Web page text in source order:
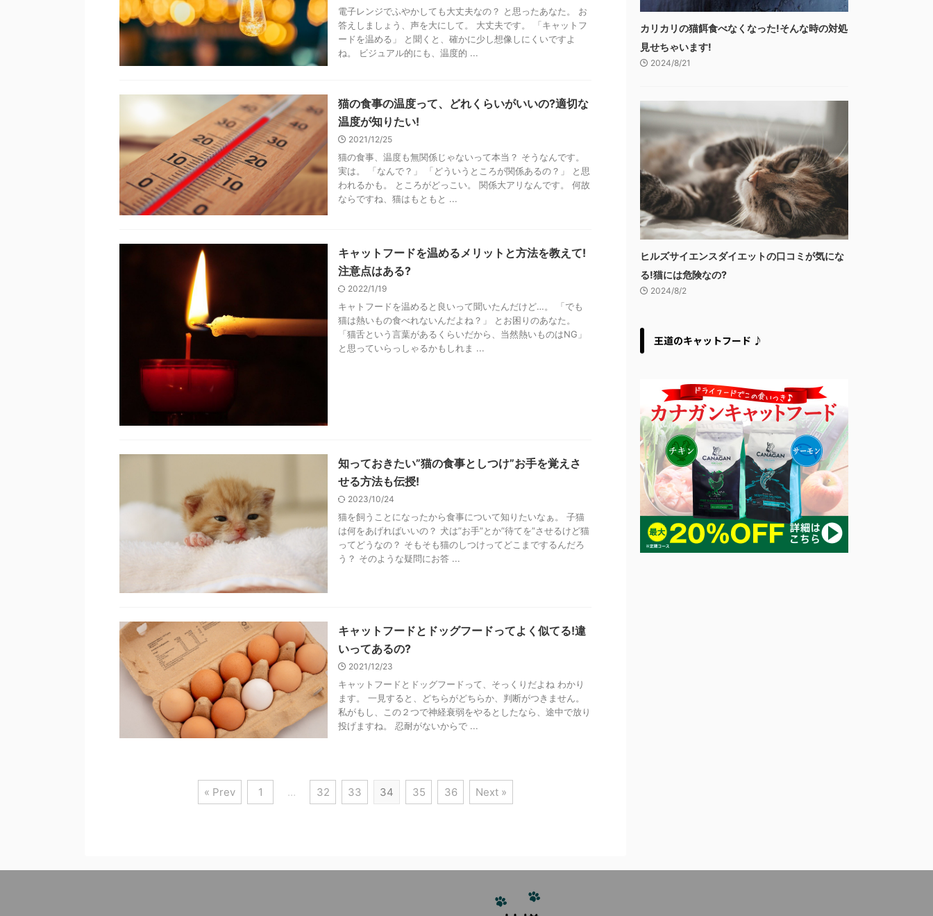
電子レンジでふやかしても大丈夫なの？ と思ったあなた。 お
答えしましょう、声を大にして。 大丈夫です。 「キャットフ
ードを温める」 と聞くと、確かに少し想像しにくいですよ
ね。 ビジュアル的にも、温度的 ...
猫の食事の温度って、どれくらいがいいの?適切な
温度が知りたい!
2021/12/25
猫の食事、温度も無関係じゃないって本当？ そうなんです。
実は。 「なんで？」 「どういうところが関係あるの？」 と思
われるかも。 ところがどっこい。 関係大アリなんです。 何故
ならですね、猫はもともと ...
キャットフードを温めるメリットと方法を教えて!
注意点はある?
2022/1/19
キャトフードを温めると良いって聞いたんだけど…。 「でも
猫は熱いもの食べれないんだよね？」 とお困りのあなた。
「猫舌という言葉があるくらいだから、当然熱いものはNG」
と思っていらっしゃるかもしれま ...
知っておきたい”猫の食事としつけ”お手を覚えさ
せる方法も伝授!
2023/10/24
猫を飼うことになったから食事について知りたいなぁ。 子猫
は何をあげればいいの？ 犬は”お手”とか”待てを”させるけど猫
ってどうなの？ そもそも猫のしつけってどこまでするんだろ
う？ そのような疑問にお答 ...
キャットフードとドッグフードってよく似てる!違
いってあるの?
2021/12/23
キャットフードとドッグフードって、そっくりだよね わかり
ます。 一見すると、どちらがどちらか、判断がつきません。
私がもし、この２つで神経衰弱をやるとしたなら、途中で放り
投げますね。 忍耐がないからで ...
« Prev 1 … 32 33 34 35 36 Next »
カリカリの猫餌食べなくなった!そんな時の対処
見せちゃいます!
2024/8/21
ヒルズサイエンスダイエットの口コミが気にな
る!猫には危険なの?
2024/8/2
王道のキャットフード ♪